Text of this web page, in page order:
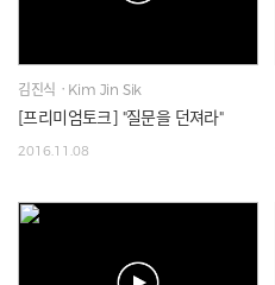
김진식ㆍKim Jin Sik
[프리미엄토크] "질문을 던져라"
2016.11.08